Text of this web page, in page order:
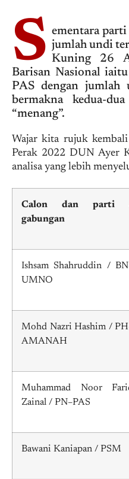
S ementara
jumlah undi
Kuning 26
Barisan Nasional
PAS dengan
bermakna kedua-
“menang”.
Wajar kita rujuk
Perak 2022 DUN Ayer
analisa yang lebih
Calon dan parti
gabungan
Ishsam Shahruddin /
UMNO
Mohd Nazri Hashim /
AMANAH
Muhammad Noor
Zainal / PN–PAS
Bawani Kaniapan / PSM